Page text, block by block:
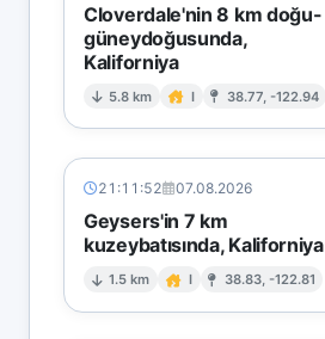
Cloverdale'nin 8 km doğu-
güneydoğusunda,
Kaliforniya
5.8 km I 38.77, -122.94
21:11:52 07.08.2026
Geysers'in 7 km
kuzeybatısında, Kaliforniya
1.5 km I 38.83, -122.81